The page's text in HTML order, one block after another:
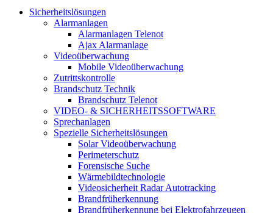
Sicherheitslösungen
Alarmanlagen
Alarmanlagen Telenot
Ajax Alarmanlage
Videoüberwachung
Mobile Videoüberwachung
Zutrittskontrolle
Brandschutz Technik
Brandschutz Telenot
VIDEO- & SICHERHEITSSOFTWARE
Sprechanlagen
Spezielle Sicherheitslösungen
Solar Videoüberwachung
Perimeterschutz
Forensische Suche
Wärmebildtechnologie
Videosicherheit Radar Autotracking​
Brandfrüherkennung
Brandfrüherkennung bei Elektrofahrzeugen